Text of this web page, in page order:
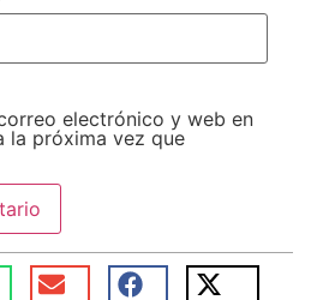
electrónico y web en
la próxima vez que